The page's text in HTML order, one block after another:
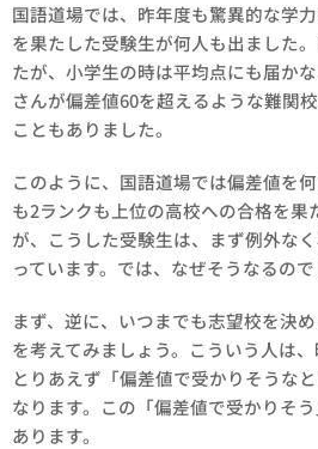
国語道場では、昨年度も驚異的な学
を果たした受験生が何人も出ました
たが、小学生の時は平均点にも届か
さんが偏差値60を超えるような難関
こともありました。
このように、国語道場では偏差値を
も2ランクも上位の高校への合格を果
が、こうした受験生は、まず例外な
っています。では、なぜそうなるので
まず、逆に、いつまでも志望校を決
を考えてみましょう。こういう人は、
とりあえず「偏差値で受かりそうな
なります。この「偏差値で受かりそ
あります。